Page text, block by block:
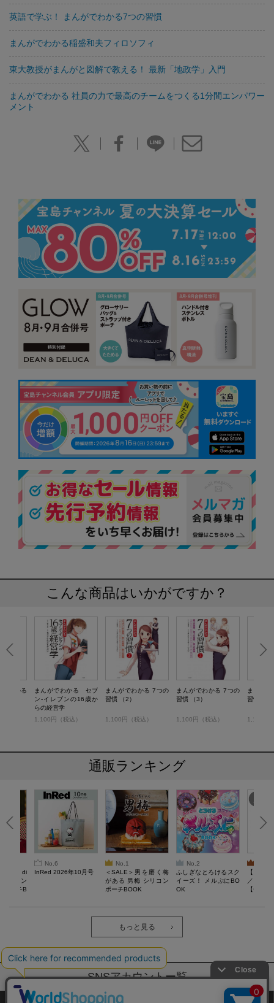
英語で学ぶ！ まんがでわかる7つの習慣
まんがでわかる稲盛和夫フィロソフィ
東大教授がまんがと図解で教える！ 最新「地政学」入門
まんがでわかる 社員の力で最高のチームをつくる1分間エンパワー
メント
こんな商品はいかがですか？
わかる
まんがでわかる セブ
ン-イレブンの16歳か
らの経営学
1,100円（税込）
まんがでわかる 7つの
習慣 （2）
1,100円（税込）
まんがでわかる 7つの
習慣 （3）
1,100円（税込）
まんが
習慣 （4
1,100円
通販ランキング
di
ティン
ポーチB
No.6
InRed 2026年10月号
No.1
＜SALE＞男を磨く梅
がある 男梅 シリコン
ポーチBOOK
No.2
ふしぎなとろけるスク
イーズ！ メルぷにBO
OK
【
／Lサイ
【一般
ウェア
もっと見る
SNSアカウントー覧